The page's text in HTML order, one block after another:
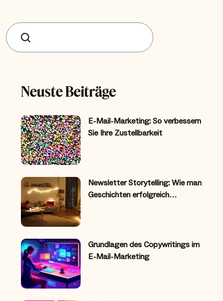
Suchen
Neuste Beiträge
E-Mail-Marketing: So verbessern
Sie Ihre Zustellbarkeit
Newsletter Storytelling: Wie man
Geschichten erfolgreich…
Grundlagen des Copywritings im
E-Mail-Marketing